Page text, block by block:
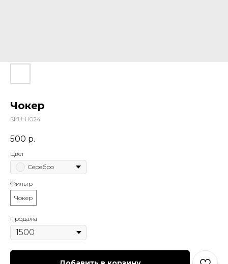
Чокер
SKU: Н024
500 р.
Цвет
Серебро
Фильтр
Чокер
Продажа